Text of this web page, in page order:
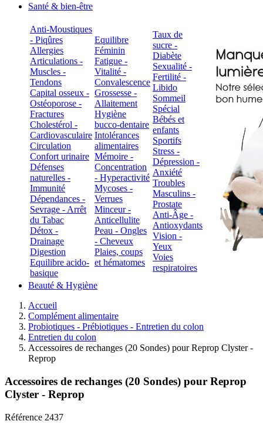
Santé & bien-être
Anti-Moustiques
- Piqûres
Allergies
Articulations -
Muscles -
Tendons
Capital osseux -
Ostéoporose -
Fractures
Cholestérol -
Cardiovasculaire
Circulation
Confort urinaire
Défenses
naturelles -
Immunité
Dépendances -
Sevrage - Arrêt
du Tabac
Détox -
Drainage
Digestion
Equilibre acido-
basique
Equilibre
Féminin
Fatigue -
Vitalité -
Convalescence
Grossesse -
Allaitement
Hygiène
bucco-dentaire
Intolérances
alimentaires
Mémoire -
Concentration
- Hyperactivité
Mycoses -
Verrues
Minceur -
Anticellulite
Peau - Ongles
- Cheveux
Plaies, coups
et hématomes
Taux de
sucre -
Diabète
Sexualité -
Fertilité -
Libido
Sommeil
Spécial
Bébés et
enfants
Sportifs
Stress -
Dépression -
Anxiété
Troubles
Masculins -
Prostate
Anti-Âge -
Antioxydants
Vision -
Yeux
Voies
respiratoires
Beauté & Hygiène
Accueil
Complément alimentaire
Probiotiques - Prébiotiques - Entretien du colon
Entretien du colon
Accessoires de rechanges (20 Sondes) pour Reprop Clyster -
Reprop
Accessoires de rechanges (20 Sondes) pour Reprop
Clyster - Reprop
Référence 2437